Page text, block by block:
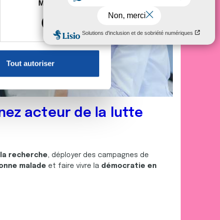
reportez-vous à lasection «
sur les cookies.
informations que
Marketing
Tout autoriser
acteur de la lutte
recherche, déployer des campagnes de
malade et faire vivre la démocratie en